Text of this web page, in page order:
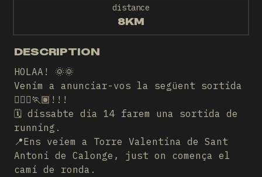
distance
8KM
DESCRIPTION
HOLAA! 🌞🌞
Venim a anunciar-vos la següent sortida
🏃🏽‍♀️🏃🏽!!!
🗓️ dissabte dia 14 farem una sortida de
running.
📍Ens veiem a Torre Valentina de Sant
Antoni de Calonge, just on comença el
camí de ronda.